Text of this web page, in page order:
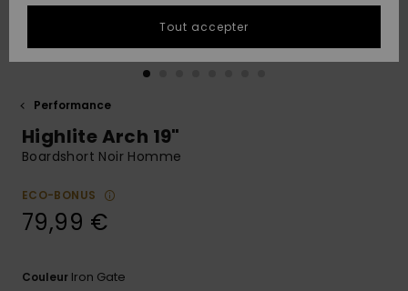
conversation
plus rapide
à votre
Performance
Highlite Arch 19"
Boardshort Noir Homme
ECO-BONUS
79,99 €
Couleur Iron Gate
Tout accepter